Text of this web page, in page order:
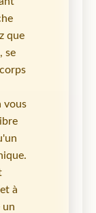
que
se
vous
à
un